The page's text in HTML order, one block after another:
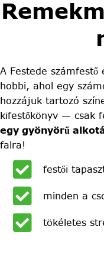
A Festede
hobbi, ahol egy
hozzájuk tartozó
kifestőkönyv — csak
egy gyönyörű
falra!
festői
minden a
tökéletes